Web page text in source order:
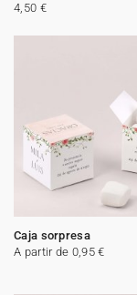
4,50 €
Caja sorpresa
A partir de 0,95 €